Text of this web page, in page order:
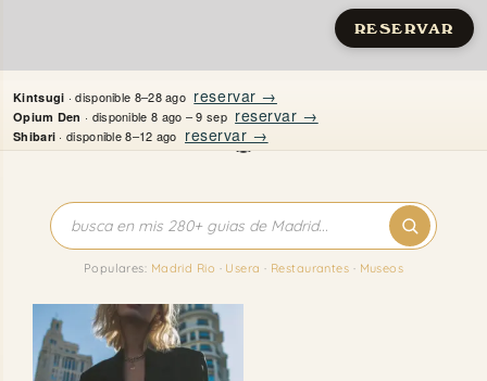
RESERVAR
Kintsugi · disponible 8–28 ago reservar →
Opium Den · disponible 8 ago – 9 sep reservar →
Shibari · disponible 8–12 ago reservar →
al
contenido
Apartamentos
Quién es Justine
Guías
Populares: Madrid Rio · Usera · Restaurantes · Museos